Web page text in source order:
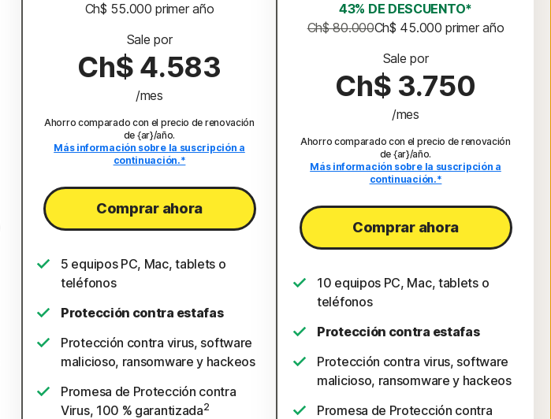
Ch$ 55.000 primer año
Sale por
Ch$ 4.583
/mes
Ahorro comparado con el precio de renovación
de {ar}/año.
Más información sobre la suscripción a
continuación.*
Comprar ahora
5 equipos PC, Mac, tablets o
teléfonos
Protección contra estafas
Protección contra virus, software
malicioso, ransomware y hackeos
Promesa de Protección contra
Virus, 100 % garantizada2
43% DE DESCUENTO*
Ch$ 80.000Ch$ 45.000 primer año
Sale por
Ch$ 3.750
/mes
Ahorro comparado con el precio de renovación
de {ar}/año.
Más información sobre la suscripción a
continuación.*
Comprar ahora
10 equipos PC, Mac, tablets o
teléfonos
Protección contra estafas
Protección contra virus, software
malicioso, ransomware y hackeos
Promesa de Protección contra